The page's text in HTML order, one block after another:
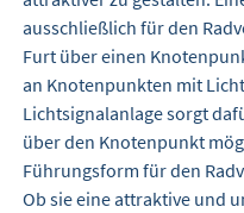
ausschließlich für den
Furt über einen
an Knotenpunkten mit
Lichtsignalanlage sorgt
über den Knotenpunkt
Führungsform für den
Ob sie eine attraktive und